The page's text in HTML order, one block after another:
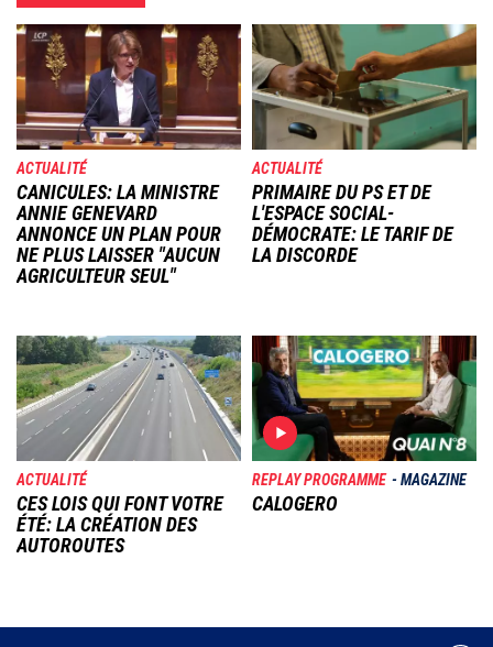
Image
ACTUALITÉ
CANICULES: LA MINISTRE
ANNIE GENEVARD
ANNONCE UN PLAN POUR
NE PLUS LAISSER "AUCUN
AGRICULTEUR SEUL"
Image
ACTUALITÉ
PRIMAIRE DU PS ET DE
L'ESPACE SOCIAL-
DÉMOCRATE: LE TARIF DE
LA DISCORDE
Image
ACTUALITÉ
CES LOIS QUI FONT VOTRE
ÉTÉ: LA CRÉATION DES
AUTOROUTES
Image
REPLAY PROGRAMME MAGAZINE
CALOGERO